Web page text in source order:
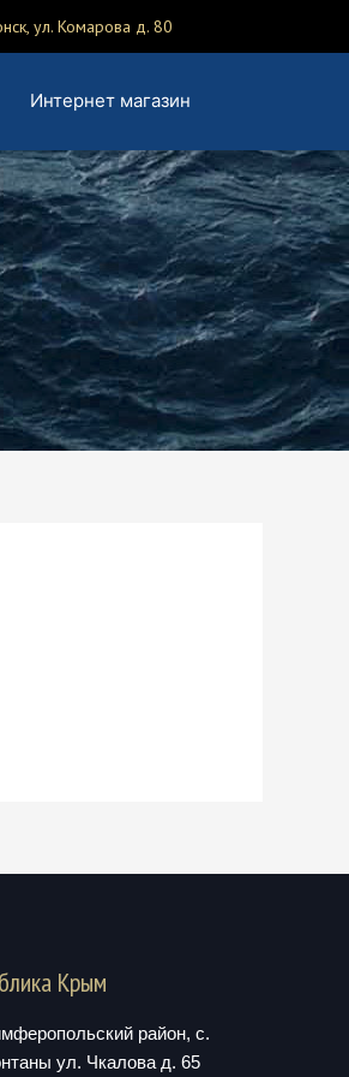
ул. Комарова д. 80
Интернет магазин
Крым
район, с.
ул. Чкалова д. 65